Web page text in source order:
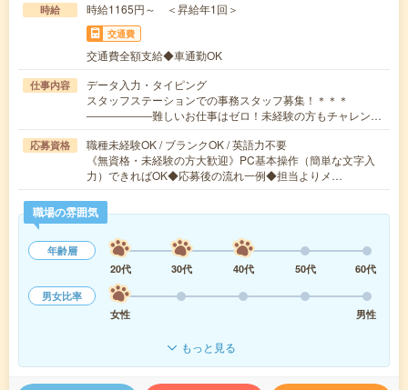
時給 時給1165円～ ＜昇給年1回＞
交通費
交通費全額支給◆車通勤OK
仕事内容
データ入力・タイピング
スタッフステーションでの事務スタッフ募集！＊＊＊
――――――難しいお仕事はゼロ！未経験の方もチャレン…
応募資格
職種未経験OK / ブランクOK / 英語力不要
《無資格・未経験の方大歓迎》PC基本操作（簡単な文字入
力）できればOK◆応募後の流れ一例◆担当よりメ…
職場の雰囲気
年齢層
20代
30代 40代 50代
60代
男女比率
女性
男性
もっと見る